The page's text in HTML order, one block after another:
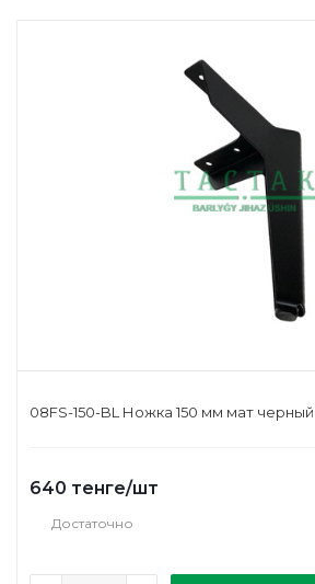
08FS-150-BL Ножка 150 мм мат черный
640 тенге/шт
Достаточно